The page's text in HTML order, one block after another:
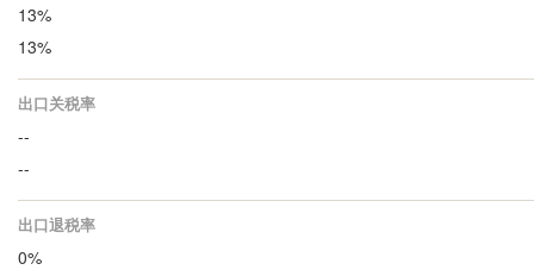
13%
13%
出口关税率
--
--
出口退税率
0%